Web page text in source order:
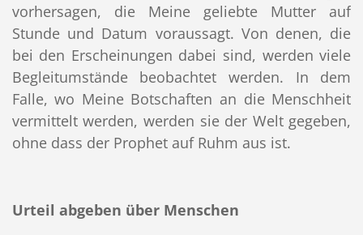
vorhersagen, die Meine geliebte Mutter auf
Stunde und Datum voraussagt. Von denen, die
bei den Erscheinungen dabei sind, werden viele
Begleitumstände beobachtet werden. In dem
Falle, wo Meine Botschaften an die Menschheit
vermittelt werden, werden sie der Welt gegeben,
ohne dass der Prophet auf Ruhm aus ist.
Urteil abgeben über Menschen